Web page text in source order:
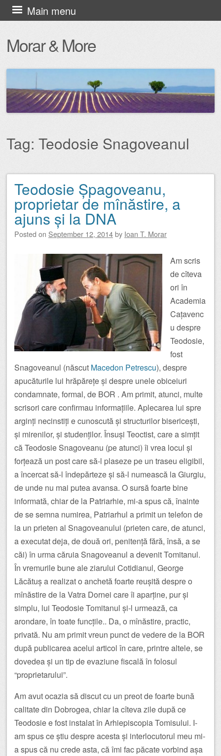
Morar & More
Main menu
Skip
to
content
Tag: Teodosie Snagoveanul
Post navigation
Teodosie Șpagoveanu,
proprietar de mînăstire, a
ajuns și la DNA
Posted on September 12, 2014by Ioan T. Morar
Am scris
de cîteva
ori în
Academia
Cațavenc
u despre
Teodosie,
fost
Snagoveanul (născut Macedon Petrescu), despre
apucăturile lui hrăpărețe și despre unele obiceiuri
condamnate, formal, de BOR . Am primit, atunci, multe
scrisori care confirmau informațiile. Aplecarea lui spre
arginți necinstiți e cunoscută și structurilor bisericești,
și mirenilor, și studenților. Însuși Teoctist, care a simțit
că Teodosie Snagoveanu (pe atunci) îi vrea locul și
forțează un post care să-l plaseze pe un traseu eligibil,
a încercat să-l îndepărteze și să-l numească la Giurgiu,
de unde nu mai putea avansa. O sursă foarte bine
informată, chiar de la Patriarhie, mi-a spus că, înainte
de se semna numirea, Patriarhul a primit un telefon de
la un prieten al Snagoveanului (prieten care, de atunci,
a executat deja, de două ori, penitență fără, însă, a se
căi) în urma căruia Snagoveanul a devenit Tomitanul.
În vremurile bune ale ziarului Cotidianul, George
Lăcătuș a realizat o anchetă foarte reușită despre o
mînăstire de la Vatra Dornei care îi aparține, pur și
simplu, lui Teodosie Tomitanul și-l urmează, ca
arondare, în toate funcțile.. Da, o mînăstire, practic,
privată. Nu am primit vreun punct de vedere de la BOR
după publicarea acelui articol în care, printre altele, se
dovedea și un tip de evaziune fiscală în folosul
“proprietarului”.
Am avut ocazia să discut cu un preot de foarte bună
calitate din Dobrogea, chiar la cîteva zile după ce
Teodosie e fost instalat în Arhiepiscopia Tomisului. I-
am spus ce știu despre acesta și interlocutorul meu mi-
a spus că nu crede asta, că îmi fac păcate vorbind așa